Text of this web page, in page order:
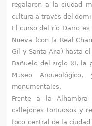
a
q
u
regalaron a la ciudad
cultura a través del
El curso del río Darro
Nueva (con la Real
Gil y Santa Ana) hasta
Bañuelo del siglo XI, la
Museo
monumentales.
Frente a la
callejones tortuosos y
foco central de la ciudad